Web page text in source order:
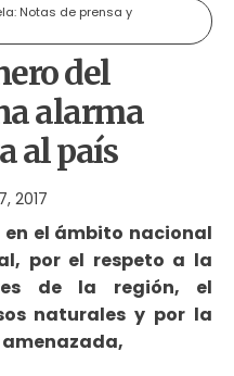
Notas de prensa y
del
alarma
al país
2017
el ámbito nacional
por el respeto a la
de la región, el
naturales y por la